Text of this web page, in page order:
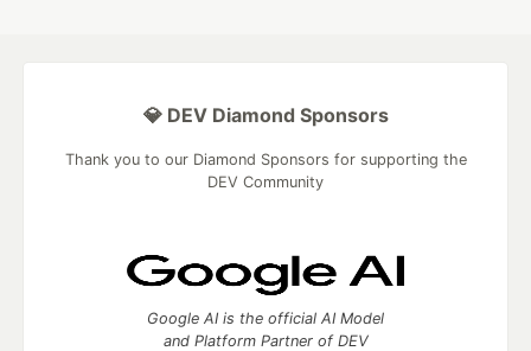
💎 DEV Diamond Sponsors
Thank you to our Diamond Sponsors for supporting the
DEV Community
Google AI is the official AI Model
and Platform Partner of DEV